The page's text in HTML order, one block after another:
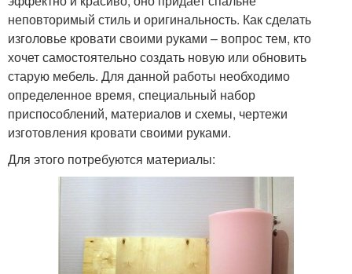
неповторимый стиль и оригинальность. Как сделать
изголовье кровати своими руками – вопрос тем, кто
хочет самостоятельно создать новую или обновить
старую мебель. Для данной работы необходимо
определенное время, специальный набор
приспособлений, материалов и схемы, чертежи
изготовления кровати своими руками.
Для этого потребуются материалы: